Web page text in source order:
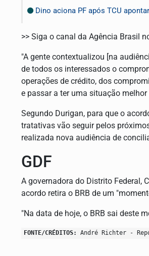
Dino aciona PF após TCU
>> Siga o canal da Agência Brasil
"A gente contextualizou [na
de todos os interessados o
operações de crédito, dos
e passar a ter uma situação
Segundo Durigan, para que o
tratativas vão seguir pelos
realizada nova audiência de
GDF
A governadora do Distrito Federal,
acordo retira o BRB de um
"Na data de hoje, o BRB sai deste
FONTE/CRÉDITOS: André Richter -